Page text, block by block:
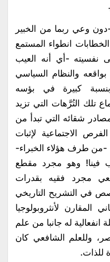
-دون وعي ربما من الخبير
انطواء المستمع
نفسيته -أي أنه العيب
والنظام السياسي
كبيرة في بؤسه
تلك التُرَّهات التي تزيد
شقائه التي تبدأ من
الاجتماعية لإثبات
-من طرف هؤلاء الخبراء-
فينا! وهو مجرد مقطع
مجرد فقيه بقدرات
في التشريح التاريخي
المقارن لأنثروبولوجيا
له جانبا من علم
وللعلم الشافعي كان
للذات.